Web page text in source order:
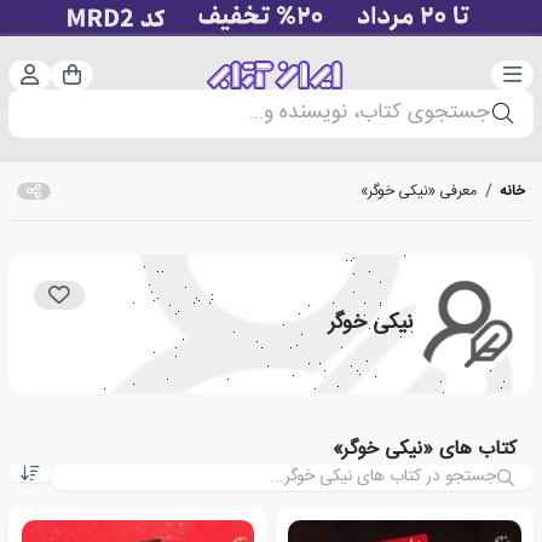
دسته‌بندی سبد
جستجوی کتاب، نویسنده و...
خانه / معرفی «نیکی خوگر»
نیکی خوگر
کتاب های «نیکی خوگر»